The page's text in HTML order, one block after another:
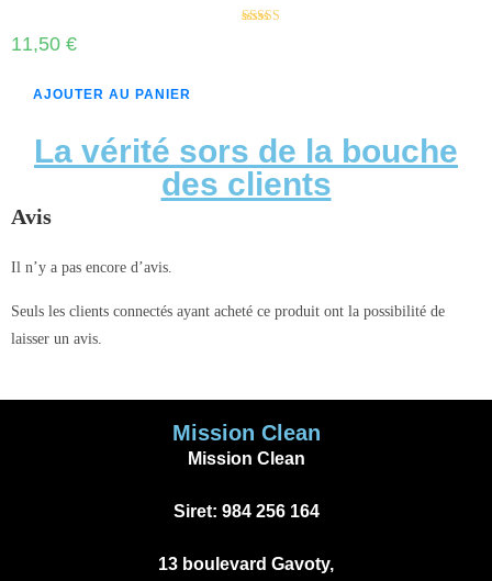
11,50 €
AJOUTER AU PANIER
La vérité sors de la bouche
des clients
Avis
Il n’y a pas encore d’avis.
Seuls les clients connectés ayant acheté ce produit ont la possibilité de
laisser un avis.
Mission Clean
Mission Clean
Siret: 984 256 164
13 boulevard Gavoty,